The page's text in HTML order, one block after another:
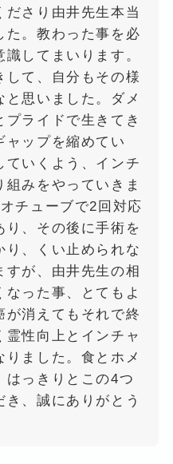
ださり由井先生本当
た。教わった事を必
してまいります。
して、自分もその様
思いました。ダメ
ライドで生きてき
ャップを縮めてい
ていくよう、インチ
みをやっていきま
チューブで2回対応
り、その後に手術を
り、くい止められな
すが、由井先生の相
った事、とてもよ
が消えてもそれで終
性向上とインチャ
ました。食とホメ
はっきりとこの4つ
、誠にありがとう